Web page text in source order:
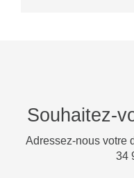
Souhaitez-
Adressez-nous votre
34